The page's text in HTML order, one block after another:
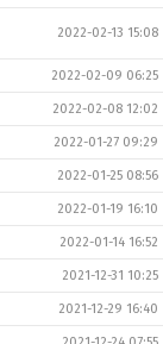
2022-02-13 15:08
2022-02-09 06:25
2022-02-08 12:02
2022-01-27 09:29
2022-01-25 08:56
2022-01-19 16:10
2022-01-14 16:52
2021-12-31 10:25
2021-12-29 16:40